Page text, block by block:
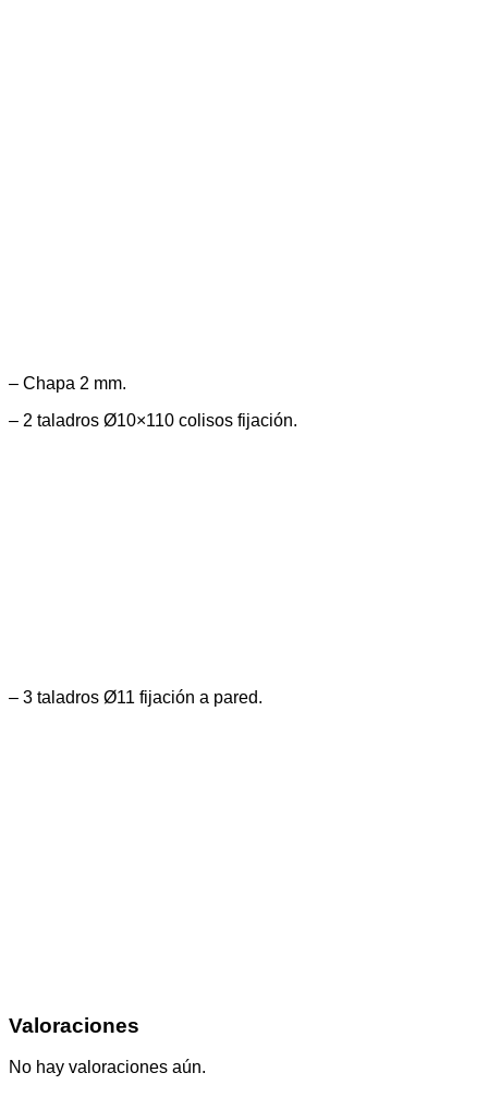
– Chapa 2 mm.
– 2 taladros Ø10×110 colisos fijación.
– 3 taladros Ø11 fijación a pared.
Valoraciones
No hay valoraciones aún.